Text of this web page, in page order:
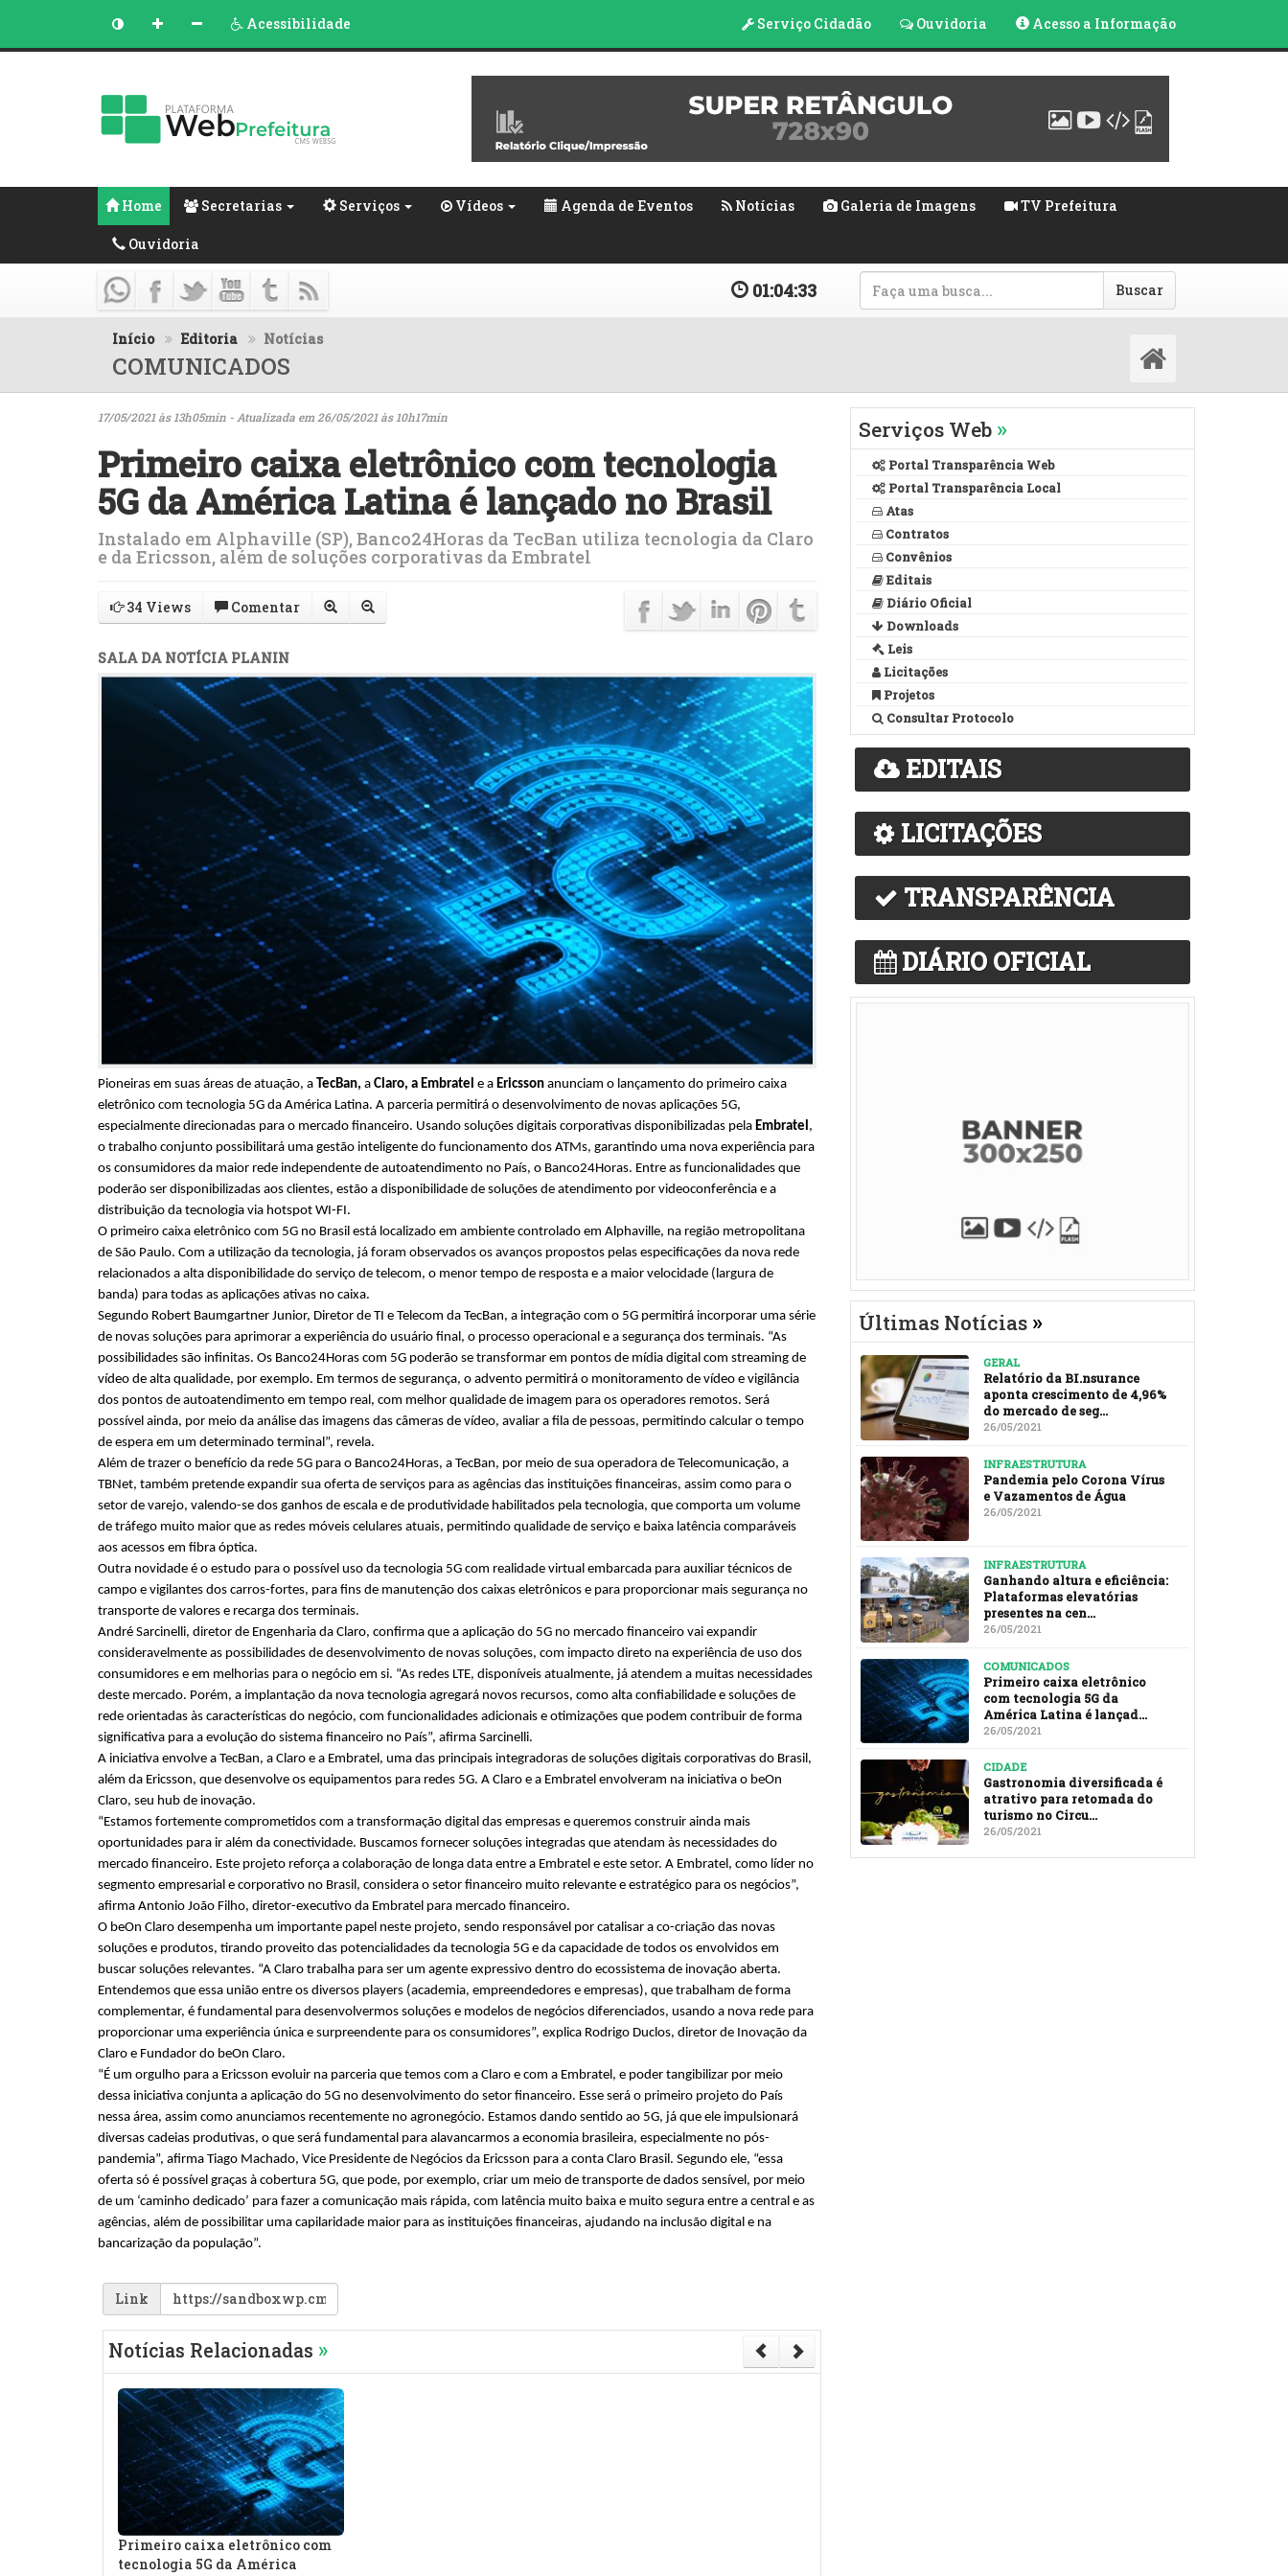
Acessibilidade Serviço Cidadão Ouvidoria Acesso a Informação
Home Secretarias Serviços Vídeos Agenda de Eventos Notícias Galeria de Imagens TV Prefeitura
Ouvidoria
01:04:34 Buscar
Início Editoria Notícias
COMUNICADOS
17/05/2021 às 13h05min - Atualizada em 26/05/2021 às 10h17min
Primeiro caixa eletrônico com tecnologia
5G da América Latina é lançado no Brasil
Instalado em Alphaville (SP), Banco24Horas da TecBan utiliza tecnologia da Claro
e da Ericsson, além de soluções corporativas da Embratel
34 Views Comentar
SALA DA NOTÍCIA PLANIN
Pioneiras em suas áreas de atuação, a TecBan, a Claro, a Embratel e a Ericsson anunciam o lançamento do primeiro caixa
eletrônico com tecnologia 5G da América Latina. A parceria permitirá o desenvolvimento de novas aplicações 5G,
especialmente direcionadas para o mercado financeiro. Usando soluções digitais corporativas disponibilizadas pela Embratel ,
o trabalho conjunto possibilitará uma gestão inteligente do funcionamento dos ATMs, garantindo uma nova experiência para
os consumidores da maior rede independente de autoatendimento no País, o Banco24Horas. Entre as funcionalidades que
poderão ser disponibilizadas aos clientes, estão a disponibilidade de soluções de atendimento por videoconferência e a
distribuição da tecnologia via hotspot WI-FI.
O primeiro caixa eletrônico com 5G no Brasil está localizado em ambiente controlado em Alphaville, na região metropolitana
de São Paulo. Com a utilização da tecnologia, já foram observados os avanços propostos pelas especificações da nova rede
relacionados a alta disponibilidade do serviço de telecom, o menor tempo de resposta e a maior velocidade (largura de
banda) para todas as aplicações ativas no caixa.
Segundo Robert Baumgartner Junior, Diretor de TI e Telecom da TecBan, a integração com o 5G permitirá incorporar uma série
de novas soluções para aprimorar a experiência do usuário final, o processo operacional e a segurança dos terminais. “As
possibilidades são infinitas. Os Banco24Horas com 5G poderão se transformar em pontos de mídia digital com streaming de
vídeo de alta qualidade, por exemplo. Em termos de segurança, o advento permitirá o monitoramento de vídeo e vigilância
dos pontos de autoatendimento em tempo real, com melhor qualidade de imagem para os operadores remotos. Será
possível ainda, por meio da análise das imagens das câmeras de vídeo, avaliar a fila de pessoas, permitindo calcular o tempo
de espera em um determinado terminal”, revela.
Além de trazer o benefício da rede 5G para o Banco24Horas, a TecBan, por meio de sua operadora de Telecomunicação, a
TBNet, também pretende expandir sua oferta de serviços para as agências das instituições financeiras, assim como para o
setor de varejo, valendo-se dos ganhos de escala e de produtividade habilitados pela tecnologia, que comporta um volume
de tráfego muito maior que as redes móveis celulares atuais, permitindo qualidade de serviço e baixa latência comparáveis
aos acessos em fibra óptica.
Outra novidade é o estudo para o possível uso da tecnologia 5G com realidade virtual embarcada para auxiliar técnicos de
campo e vigilantes dos carros-fortes, para fins de manutenção dos caixas eletrônicos e para proporcionar mais segurança no
transporte de valores e recarga dos terminais.
André Sarcinelli, diretor de Engenharia da Claro, confirma que a aplicação do 5G no mercado financeiro vai expandir
consideravelmente as possibilidades de desenvolvimento de novas soluções, com impacto direto na experiência de uso dos
consumidores e em melhorias para o negócio em si. “As redes LTE, disponíveis atualmente, já atendem a muitas necessidades
deste mercado. Porém, a implantação da nova tecnologia agregará novos recursos, como alta confiabilidade e soluções de
rede orientadas às características do negócio, com funcionalidades adicionais e otimizações que podem contribuir de forma
significativa para a evolução do sistema financeiro no País”, afirma Sarcinelli.
A iniciativa envolve a TecBan, a Claro e a Embratel, uma das principais integradoras de soluções digitais corporativas do Brasil,
além da Ericsson, que desenvolve os equipamentos para redes 5G. A Claro e a Embratel envolveram na iniciativa o beOn
Claro, seu hub de inovação.
“Estamos fortemente comprometidos com a transformação digital das empresas e queremos construir ainda mais
oportunidades para ir além da conectividade. Buscamos fornecer soluções integradas que atendam às necessidades do
mercado financeiro. Este projeto reforça a colaboração de longa data entre a Embratel e este setor. A Embratel, como líder no
segmento empresarial e corporativo no Brasil, considera o setor financeiro muito relevante e estratégico para os negócios”,
afirma Antonio João Filho, diretor-executivo da Embratel para mercado financeiro.
O beOn Claro desempenha um importante papel neste projeto, sendo responsável por catalisar a co-criação das novas
soluções e produtos, tirando proveito das potencialidades da tecnologia 5G e da capacidade de todos os envolvidos em
buscar soluções relevantes. “A Claro trabalha para ser um agente expressivo dentro do ecossistema de inovação aberta.
Entendemos que essa união entre os diversos players (academia, empreendedores e empresas), que trabalham de forma
complementar, é fundamental para desenvolvermos soluções e modelos de negócios diferenciados, usando a nova rede para
proporcionar uma experiência única e surpreendente para os consumidores”, explica Rodrigo Duclos, diretor de Inovação da
Claro e Fundador do beOn Claro.
“É um orgulho para a Ericsson evoluir na parceria que temos com a Claro e com a Embratel, e poder tangibilizar por meio
dessa iniciativa conjunta a aplicação do 5G no desenvolvimento do setor financeiro. Esse será o primeiro projeto do País
nessa área, assim como anunciamos recentemente no agronegócio. Estamos dando sentido ao 5G, já que ele impulsionará
diversas cadeias produtivas, o que será fundamental para alavancarmos a economia brasileira, especialmente no pós-
pandemia”, afirma Tiago Machado, Vice Presidente de Negócios da Ericsson para a conta Claro Brasil. Segundo ele, “essa
oferta só é possível graças à cobertura 5G, que pode, por exemplo, criar um meio de transporte de dados sensível, por meio
de um ‘caminho dedicado’ para fazer a comunicação mais rápida, com latência muito baixa e muito segura entre a central e as
agências, além de possibilitar uma capilaridade maior para as instituições financeiras, ajudando na inclusão digital e na
bancarização da população”.
Link
Notícias Relacionadas »
Primeiro caixa eletrônico com
tecnologia 5G da América
Serviços Web »
Portal Transparência Web
Portal Transparência Local
Atas
Contratos
Convênios
Editais
Diário Oficial
Downloads
Leis
Licitações
Projetos
Consultar Protocolo
EDITAIS
LICITAÇÕES
TRANSPARÊNCIA
DIÁRIO OFICIAL
Últimas Notícias »
GERAL
Relatório da BI.nsurance
aponta crescimento de 4,96%
do mercado de seg...
26/05/2021
INFRAESTRUTURA
Pandemia pelo Corona Vírus
e Vazamentos de Água
26/05/2021
INFRAESTRUTURA
Ganhando altura e eficiência:
Plataformas elevatórias
presentes na cen...
26/05/2021
COMUNICADOS
Primeiro caixa eletrônico
com tecnologia 5G da
América Latina é lançad...
26/05/2021
CIDADE
Gastronomia diversificada é
atrativo para retomada do
turismo no Circu...
26/05/2021